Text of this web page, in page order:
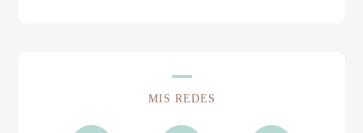
MIS REDES